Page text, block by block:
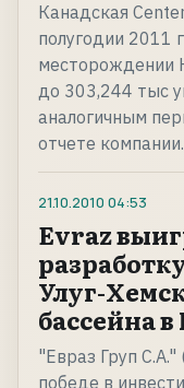
Канадская
полугодии 2011
месторождении
до 303,244 тыс
аналогичным
отчете
21.10.2010 04:53
Evraz
Улуг-
бассейна
"Евраз Груп С.А."
победе в